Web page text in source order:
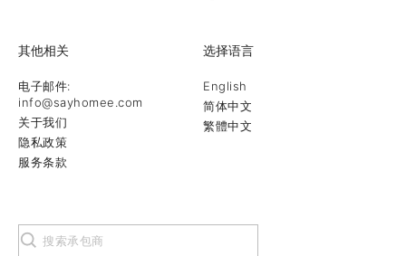
其他相关
电子邮件:
info@sayhomee.com
关于我们
隐私政策
服务条款
选择语言
English
简体中文
繁體中文